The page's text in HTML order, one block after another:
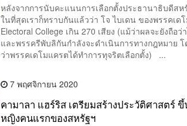
หลังจากการนับคะแนนการเลือกตั้งประธานาธิบดีสห
ในที่สุดเราก็ทราบกันแล้วว่า โจ ไบเดน ของพรรคเ
Electoral College เกิน 270 เสียง (แม้ว่าผลจะยังถือ
และพรรครีพับลิกันกำลังจะดำเนินการทางกฎหมาย
ว่าพรรคเดโมแครตได้ทำการทุจริตเลือกตั้ง) ...
7 พฤศจิกายน 2020
คามาลา แฮร์ริส เตรียมสร้างประวัติศาสตร์
หญิงคนแรกของสหรัฐฯ